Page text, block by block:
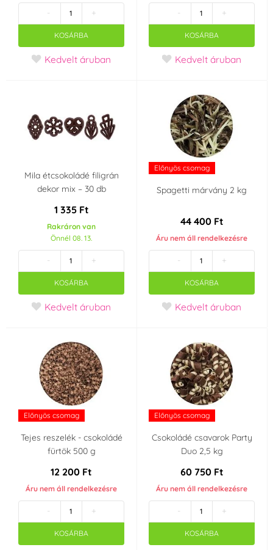
Baby Shower Ez egy lány!!
Ez egy fiú !! SpongeBob
Dinosaurus
Húsvét Angry Birds
Paw Patrol
Unikornis - Unicorn Hello Kitty
Frozen - Jégvarázs Másha és medve
Vakand
Mickey a Minnie
Mouse
Star Wars Cars
Futball - labdarúgó
Származási ország
CN
Olaszország Belgium
ÁRUSÍTÁS - Utolsó esély a vásárlásra
- +
KOSÁRBA
Kedvelt áruban
- +
KOSÁRBA
Kedvelt áruban
Mila étcsokoládé filigrán
dekor mix – 30 db
1 335 Ft
Rakráron van
Önnél 08. 13.
- +
KOSÁRBA
Kedvelt áruban
Előnyös csomag
Spagetti márvány 2 kg
44 400 Ft
Áru nem áll rendelkezésre
- +
KOSÁRBA
Kedvelt áruban
Előnyös csomag
Tejes reszelék - csokoládé
fürtök 500 g
12 200 Ft
Áru nem áll rendelkezésre
- +
KOSÁRBA
Előnyös csomag
Csokoládé csavarok Party
Duo 2,5 kg
60 750 Ft
Áru nem áll rendelkezésre
- +
KOSÁRBA